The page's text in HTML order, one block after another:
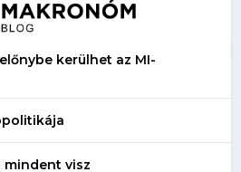
kerülhet az MI-
mindent visz